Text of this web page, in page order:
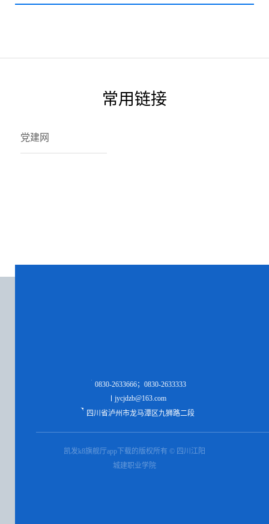
马克思诞辰200周年，缅怀马克思的伟大人格和历史功绩...
常用链接
党建网
0830-2633666；0830-2633333
jycjdzb@163.com
四川省泸州市龙马潭区九狮路二段
凯发k8旗舰厅app下载的版权所有 © 四川江阳
城建职业学院